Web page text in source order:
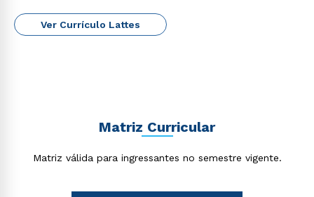
Ver Currículo Lattes
Matriz Curricular
Matriz válida para ingressantes no semestre vigente.